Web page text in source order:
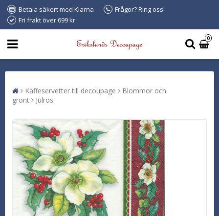
Betala säkert med Klarna
Frågor? Ring oss!
Fri frakt över 699 kr
0
Kaffeservetter till decoupage
Blommor och
grönt
Julros